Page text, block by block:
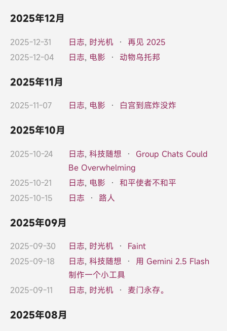
2025年12月
2025-12-31 日志, 时光机 · 再见 2025
2025-12-04
日志, 电影 · 动物乌托邦
2025年11月
2025-11-07 日志, 电影 · 白宫到底炸没炸
2025年10月
2025-10-24 日志, 科技随想 · Group Chats Could
Be Overwhelming
2025-10-21
日志, 电影 · 和平使者不和平
2025-10-15
日志 · 路人
2025年09月
2025-09-30 日志, 时光机 · Faint
2025-09-18
日志, 科技随想 · 用 Gemini 2.5 Flash
制作一个小工具
2025-09-11
日志, 时光机 · 麦门永存。
2025年08月